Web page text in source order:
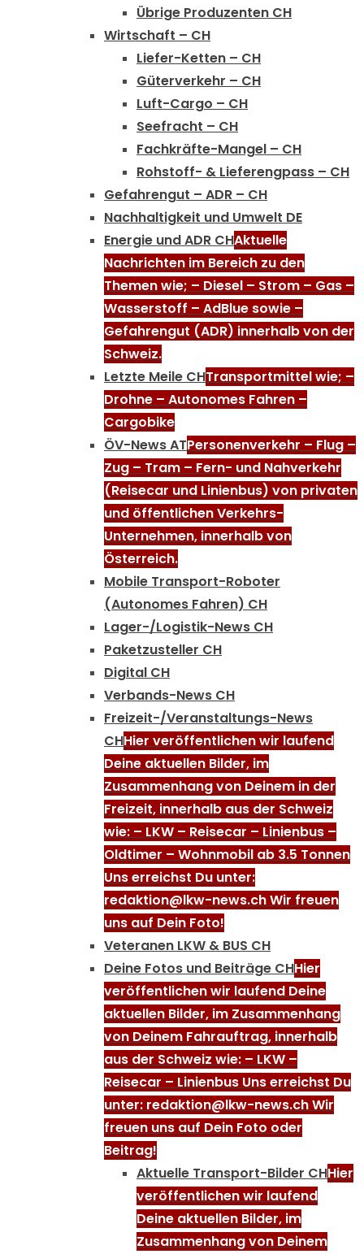
Übrige Produzenten CH
Wirtschaft – CH
Liefer-Ketten – CH
Güterverkehr – CH
Luft-Cargo – CH
Seefracht – CH
Fachkräfte-Mangel – CH
Rohstoff- & Lieferengpass – CH
Gefahrengut – ADR – CH
Nachhaltigkeit und Umwelt DE
Energie und ADR CHAktuelle
Nachrichten im Bereich zu den
Themen wie; – Diesel – Strom – Gas –
Wasserstoff – AdBlue sowie –
Gefahrengut (ADR) innerhalb von der
Schweiz.
Letzte Meile CHTransportmittel wie; –
Drohne – Autonomes Fahren –
Cargobike
ÖV-News ATPersonenverkehr – Flug –
Zug – Tram – Fern- und Nahverkehr
(Reisecar und Linienbus) von privaten
und öffentlichen Verkehrs-
Unternehmen, innerhalb von
Österreich.
Mobile Transport-Roboter
(Autonomes Fahren) CH
Lager-/Logistik-News CH
Paketzusteller CH
Digital CH
Verbands-News CH
Freizeit-/Veranstaltungs-News
CHHier veröffentlichen wir laufend
Deine aktuellen Bilder, im
Zusammenhang von Deinem in der
Freizeit, innerhalb aus der Schweiz
wie: – LKW – Reisecar – Linienbus –
Oldtimer – Wohnmobil ab 3.5 Tonnen
Uns erreichst Du unter:
redaktion@lkw-news.ch Wir freuen
uns auf Dein Foto!
Veteranen LKW & BUS CH
Deine Fotos und Beiträge CHHier
veröffentlichen wir laufend Deine
aktuellen Bilder, im Zusammenhang
von Deinem Fahrauftrag, innerhalb
aus der Schweiz wie: – LKW –
Reisecar – Linienbus Uns erreichst Du
unter: redaktion@lkw-news.ch Wir
freuen uns auf Dein Foto oder
Beitrag!
Aktuelle Transport-Bilder CHHier
veröffentlichen wir laufend
Deine aktuellen Bilder, im
Zusammenhang von Deinem